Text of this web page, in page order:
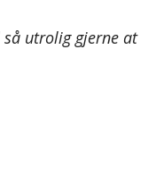
utrolig gjerne at